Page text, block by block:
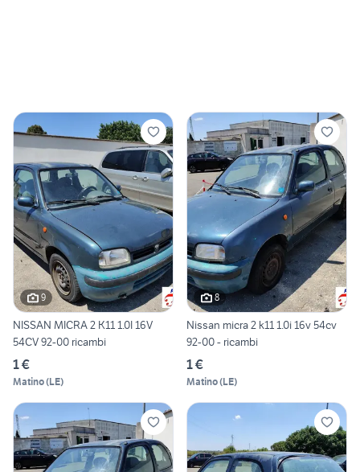
9
NISSAN MICRA 2 K11 1.0I 16V
54CV 92-00 ricambi
1 €
Matino(LE)
8
Nissan micra 2 k11 1.0i 16v 54cv
92-00 - ricambi
1 €
Matino(LE)